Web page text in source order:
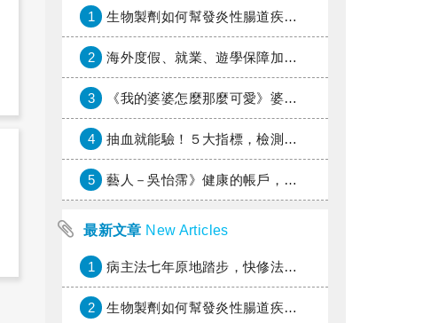
1 生物製劑如何幫發炎性腸道疾病患者抗潰瘍？治療進展與健保給付困境一次看
2 海外度假、就業、遊學保障加倍，富邦產險「一期逐夢」專案加碼遠距醫療與緊急救援
3 《我的婆婆怎麼那麼可愛》婆婆希望媳婦放棄領取已故兒子身故理賠金，可以這樣做嗎？
4 抽血就能驗！５大指標，檢測身體是否發炎
5 藝人－吳怡霈》健康的帳戶，年輕時別提光
最新文章 New Articles
1 病主法七年原地踏步，快修法讓病人自主決定善終
2 生物製劑如何幫發炎性腸道疾病患者抗潰瘍？治療進展與健保給付困境一次看